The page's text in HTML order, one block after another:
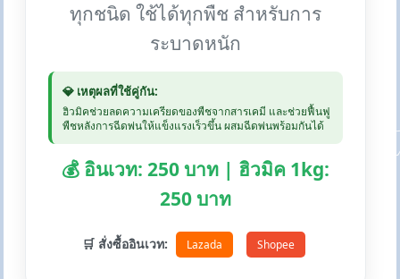
ทุกชนิด ใช้ได้ทุกพืช สำหรับการ
ระบาดหนัก
💎 เหตุผลที่ใช้คู่กัน:
ฮิวมิคช่วยลดความเครียดของพืชจากสารเคมี และช่วยฟื้นฟู
พืชหลังการฉีดพ่นให้แข็งแรงเร็วขึ้น ผสมฉีดพ่นพร้อมกันได้
💰 อินเวท: 250 บาท | ฮิวมิค 1kg:
250 บาท
🛒 สั่งซื้ออินเวท: Lazada Shopee